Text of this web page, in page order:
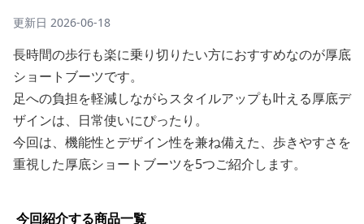
更新日 2026-06-18
長時間の歩行も楽に乗り切りたい方におすすめなのが厚底
ショートブーツです。
足への負担を軽減しながらスタイルアップも叶える厚底デ
ザインは、日常使いにぴったり。
今回は、機能性とデザイン性を兼ね備えた、歩きやすさを
重視した厚底ショートブーツを5つご紹介します。
今回紹介する商品一覧